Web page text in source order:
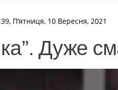
П’ятниця, 10 Вересня, 2021
Дуже